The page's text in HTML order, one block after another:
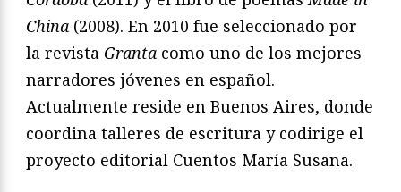
China (2008). En 2010 fue seleccionado por
la revista Granta como uno de los mejores
narradores jóvenes en español.
Actualmente reside en Buenos Aires, donde
coordina talleres de escritura y codirige el
proyecto editorial Cuentos María Susana.